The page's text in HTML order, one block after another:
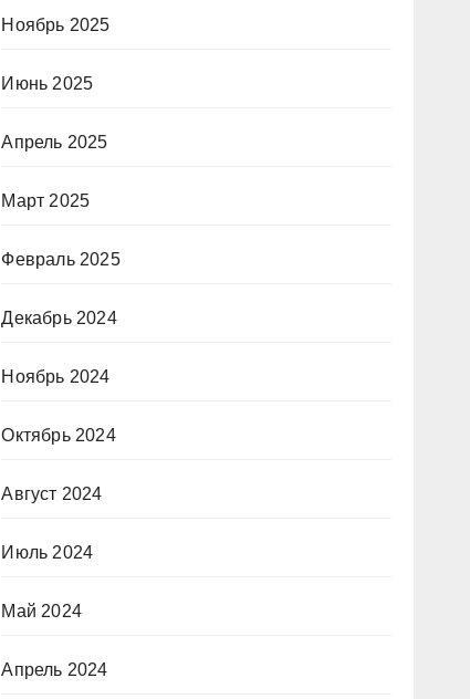
Ноябрь 2025
Июнь 2025
Апрель 2025
Март 2025
Февраль 2025
Декабрь 2024
Ноябрь 2024
Октябрь 2024
Август 2024
Июль 2024
Май 2024
Апрель 2024